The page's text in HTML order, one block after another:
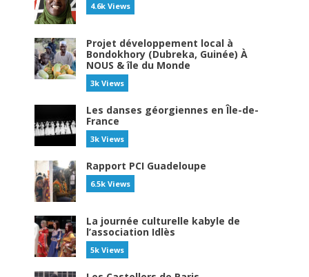
4.6k Views
Projet développement local à
Bondokhory (Dubreka, Guinée) À
NOUS & île du Monde
3k Views
Les danses géorgiennes en Île-de-
France
3k Views
Rapport PCI Guadeloupe
6.5k Views
La journée culturelle kabyle de
l’association Idlès
5k Views